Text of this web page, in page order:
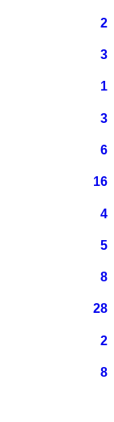
2
3
1
3
6
16
4
5
8
28
2
8